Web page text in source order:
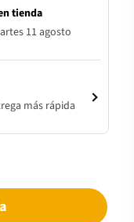
tienda
11 agosto
más rápida